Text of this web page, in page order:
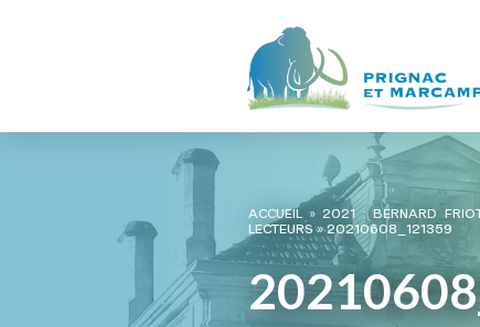
ACCUEIL»2021 : BERNARD
LECTEURS»20210608_121359